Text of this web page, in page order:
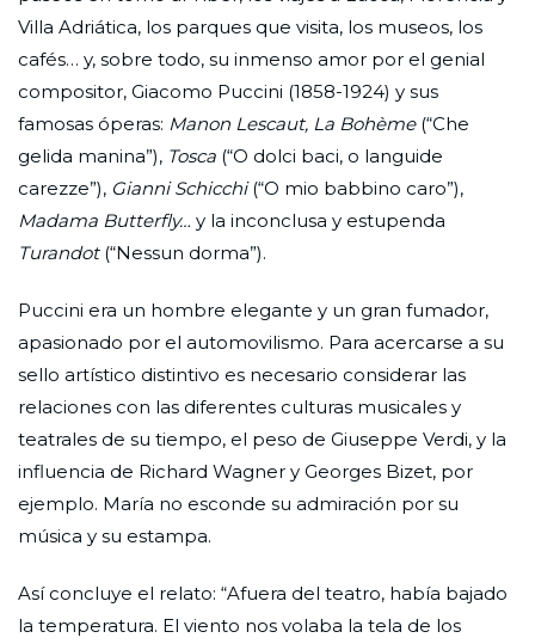
Villa Adriática, los parques que visita, los museos, los
cafés… y, sobre todo, su inmenso amor por el genial
compositor, Giacomo Puccini (1858-1924) y sus
famosas óperas: Manon Lescaut, La Bohème(“Che
gelida manina”), Tosca (“O dolci baci, o languide
carezze”), Gianni Schicchi(“O mio babbino caro”),
Madama Butterfly… y la inconclusa y estupenda
Turandot(“Nessun dorma”).
Puccini era un hombre elegante y un gran fumador,
apasionado por el automovilismo. Para acercarse a su
sello artístico distintivo es necesario considerar las
relaciones con las diferentes culturas musicales y
teatrales de su tiempo, el peso de Giuseppe Verdi, y la
influencia de Richard Wagner y Georges Bizet, por
ejemplo. María no esconde su admiración por su
música y su estampa.
Así concluye el relato: “Afuera del teatro, había bajado
la temperatura. El viento nos volaba la tela de los